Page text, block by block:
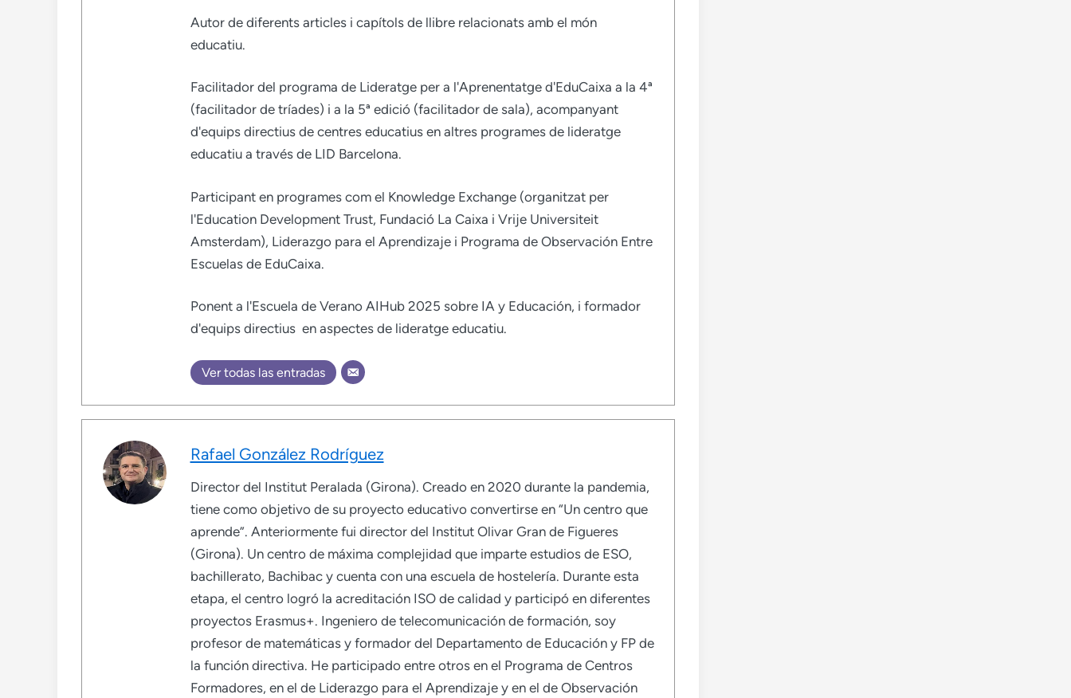
Autor de diferents articles i capítols de llibre relacionats amb el món
educatiu.
Facilitador del programa de Lideratge per a l'Aprenentatge d'EduCaixa a la 4ª
(facilitador de tríades) i a la 5ª edició (facilitador de sala), acompanyant
d'equips directius de centres educatius en altres programes de lideratge
educatiu a través de LID Barcelona.
Participant en programes com el Knowledge Exchange (organitzat per
l'Education Development Trust, Fundació La Caixa i Vrije Universiteit
Amsterdam), Liderazgo para el Aprendizaje i Programa de Observación Entre
Escuelas de EduCaixa.
Ponent a l'Escuela de Verano AIHub 2025 sobre IA y Educación, i formador
d'equips directius en aspectes de lideratge educatiu.
Ver todas las entradas
Rafael González Rodríguez
Director del Institut Peralada (Girona). Creado en 2020 durante la pandemia,
tiene como objetivo de su proyecto educativo convertirse en “Un centro que
aprende”. Anteriormente fui director del Institut Olivar Gran de Figueres
(Girona). Un centro de máxima complejidad que imparte estudios de ESO,
bachillerato, Bachibac y cuenta con una escuela de hostelería. Durante esta
etapa, el centro logró la acreditación ISO de calidad y participó en diferentes
proyectos Erasmus+. Ingeniero de telecomunicación de formación, soy
profesor de matemáticas y formador del Departamento de Educación y FP de
la función directiva. He participado entre otros en el Programa de Centros
Formadores, en el de Liderazgo para el Aprendizaje y en el de Observación